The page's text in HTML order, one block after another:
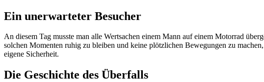
Ein unerwarteter Besucher
An diesem Tag musste man alle Wertsachen einem Mann auf einem Motorrad
solchen Momenten ruhig zu bleiben und keine plötzlichen Bewegungen zu
eigene Sicherheit.
Die Geschichte des Überfalls